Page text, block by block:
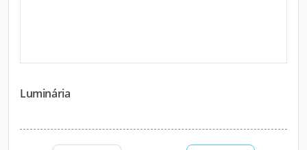
Luminária